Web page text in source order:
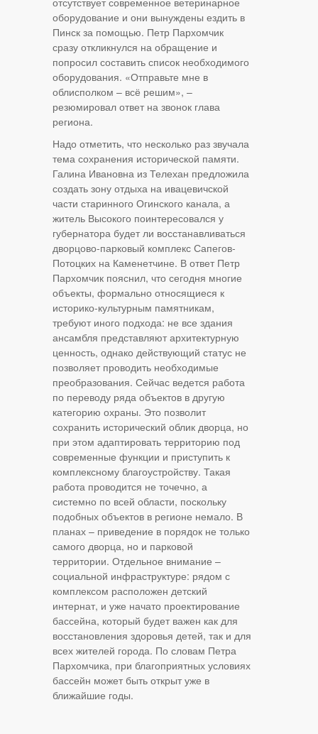
оборудование и они вынуждены ездить в
Пинск за помощью. Петр Пархомчик
сразу откликнулся на обращение и
попросил составить список необходимого
оборудования. «Отправьте мне в
облисполком – всё решим», –
резюмировал ответ на звонок глава
региона.
Надо отметить, что несколько раз звучала
тема сохранения исторической памяти.
Галина Ивановна из Телехан предложила
создать зону отдыха на ивацевичской
части старинного Огинского канала, а
житель Высокого поинтересовался у
губернатора будет ли восстанавливаться
дворцово-парковый комплекс Сапегов-
Потоцких на Каменетчине. В ответ Петр
Пархомчик пояснил, что сегодня многие
объекты, формально относящиеся к
историко-культурным памятникам,
требуют иного подхода: не все здания
ансамбля представляют архитектурную
ценность, однако действующий статус не
позволяет проводить необходимые
преобразования. Сейчас ведется работа
по переводу ряда объектов в другую
категорию охраны. Это позволит
сохранить исторический облик дворца, но
при этом адаптировать территорию под
современные функции и приступить к
комплексному благоустройству. Такая
работа проводится не точечно, а
системно по всей области, поскольку
подобных объектов в регионе немало. В
планах – приведение в порядок не только
самого дворца, но и парковой
территории. Отдельное внимание –
социальной инфраструктуре: рядом с
комплексом расположен детский
интернат, и уже начато проектирование
бассейна, который будет важен как для
восстановления здоровья детей, так и для
всех жителей города. По словам Петра
Пархомчика, при благоприятных условиях
бассейн может быть открыт уже в
ближайшие годы.